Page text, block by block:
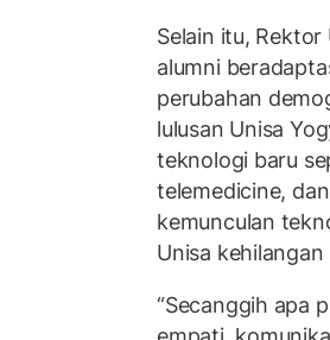
Selain itu,
alumni
perubahan
lulusan Unisa
teknologi baru
telemedicine,
kemunculan
Unisa
“Secanggih apa